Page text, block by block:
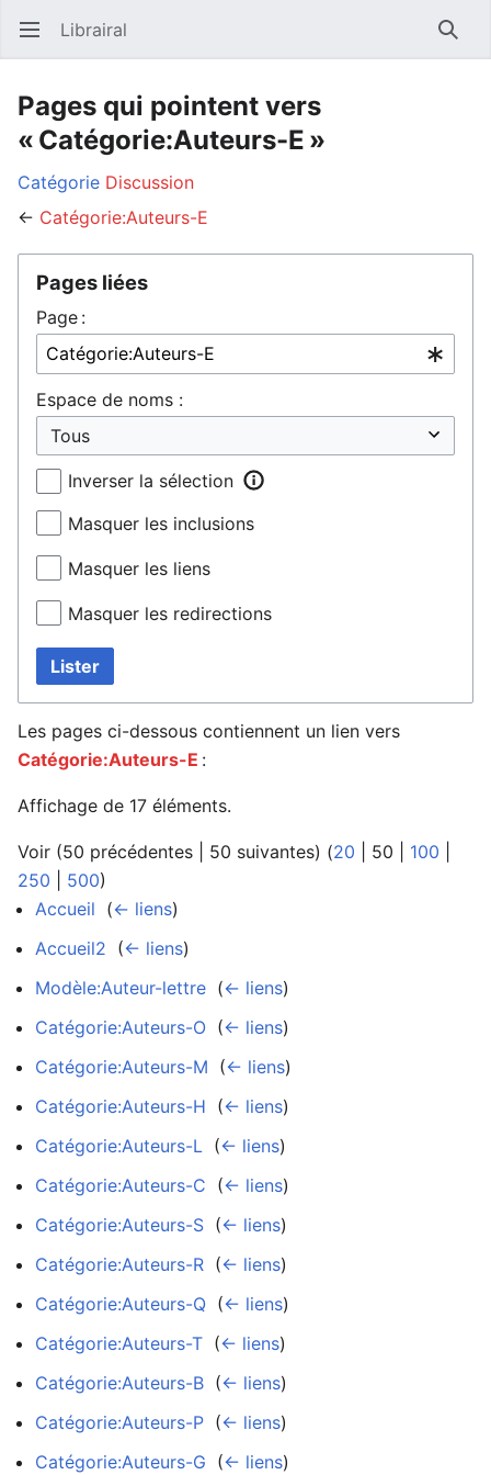
Ouvrir le menu principal Librairal
Pages qui pointent vers
« Catégorie:Auteurs-E »
Catégorie Discussion
← Catégorie:Auteurs-E
Pages liées
Page :
Espace de noms :
Inverser la sélection
Masquer les inclusions
Masquer les liens
Masquer les redirections
Lister
Les pages ci-dessous contiennent un lien vers
Catégorie:Auteurs-E :
Affichage de 17 éléments.
Voir (50 précédentes 50 suivantes) (20 50 100
250
500)
Accueil (← liens)
Accueil2 (← liens)
Modèle:Auteur-lettre (← liens)
Catégorie:Auteurs-O (← liens)
Catégorie:Auteurs-M (← liens)
Catégorie:Auteurs-H (← liens)
Catégorie:Auteurs-L (← liens)
Catégorie:Auteurs-C (← liens)
Catégorie:Auteurs-S (← liens)
Catégorie:Auteurs-R (← liens)
Catégorie:Auteurs-Q (← liens)
Catégorie:Auteurs-T (← liens)
Catégorie:Auteurs-B (← liens)
Catégorie:Auteurs-P (← liens)
Catégorie:Auteurs-G (← liens)